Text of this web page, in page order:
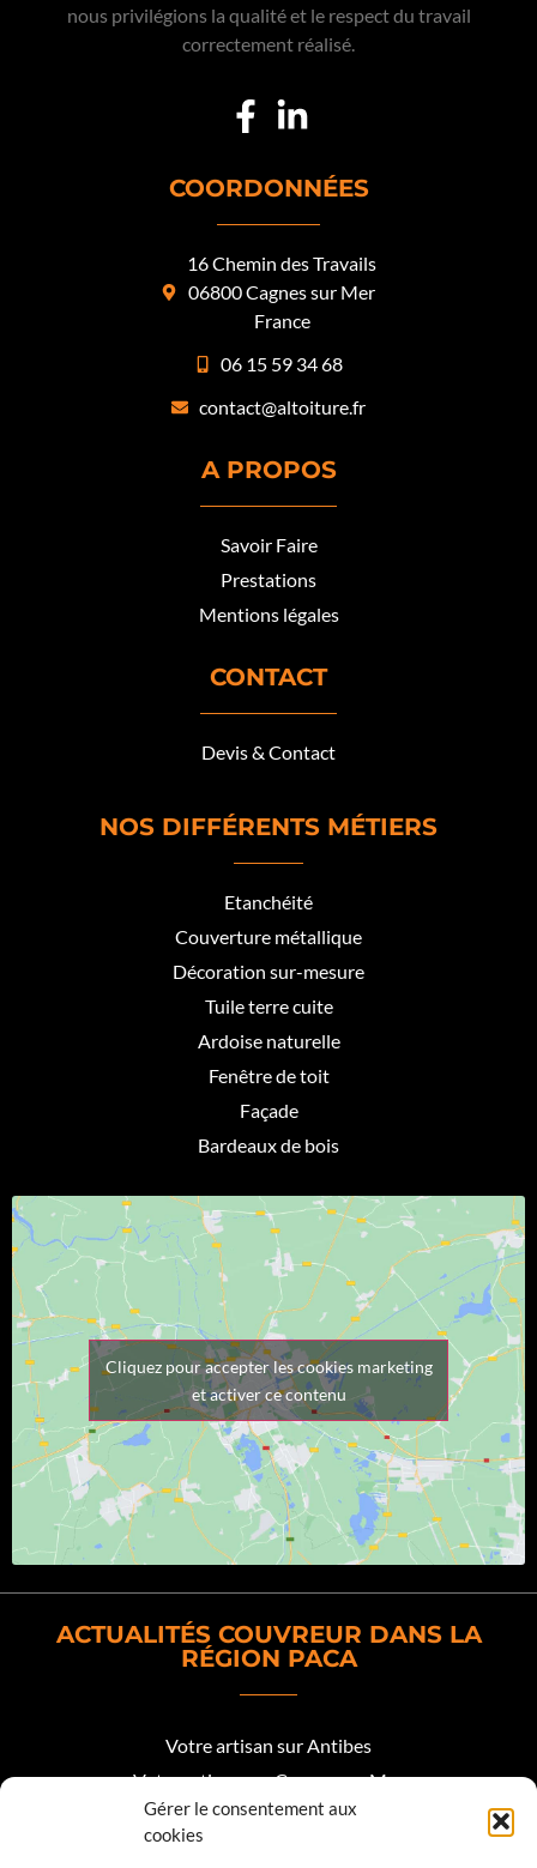
Gérer le consentement aux
cookies
nous privilégions la qualité et le respect du travail
correctement réalisé.
COORDONNÉES
16 Chemin des Travails
06800 Cagnes sur Mer
France
06 15 59 34 68
contact@altoiture.fr
A PROPOS
Savoir Faire
Prestations
Mentions légales
CONTACT
Devis & Contact
NOS DIFFÉRENTS MÉTIERS
Etanchéité
Couverture métallique
Décoration sur-mesure
Tuile terre cuite
Ardoise naturelle
Fenêtre de toit
Façade
Bardeaux de bois
Cliquez pour accepter les cookies marketing
et activer ce contenu
ACTUALITÉS COUVREUR DANS LA
RÉGION PACA
Votre artisan sur Antibes
Votre artisan sur Cagnes sur Mer
Votre artisan sur Biot